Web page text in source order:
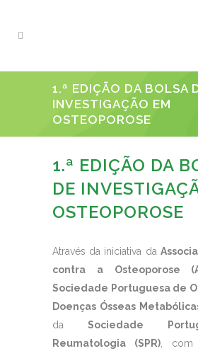
1.ª EDIÇÃO DA BOLSA
INVESTIGAÇÃO EM
OSTEOPOROSE
1.ª EDIÇÃO DA
DE
OSTEOPOROSE
Através da iniciativa da
contra a Osteoporose
Sociedade Portuguesa de
Doenças Ósseas
daSociedade
Reumatologia (SPR) ,